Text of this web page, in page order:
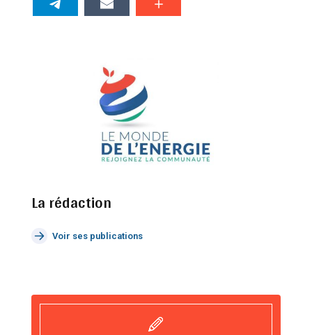
La rédaction
Voir ses publications